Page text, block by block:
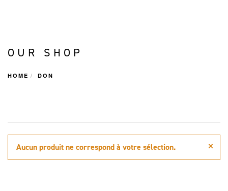
OUR SHOP
HOME DON
×
Aucun produit ne correspond à votre sélection.